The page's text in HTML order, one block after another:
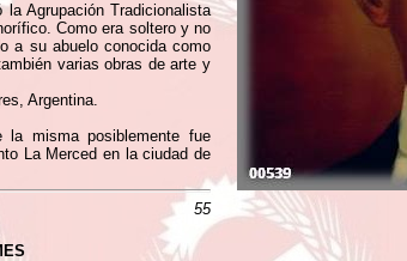
Agrupación Tradicionalista
Como era soltero y no
a su abuelo conocida como
varias obras de arte y
Argentina.
misma posiblemente fue
La Merced en la ciudad de
55